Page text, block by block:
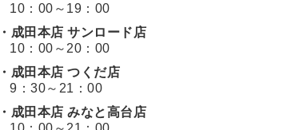
10：00～19：00
・成田本店 サンロード店
10：00～20：00
・成田本店 つくだ店
9：30～21：00
・成田本店 みなと高台店